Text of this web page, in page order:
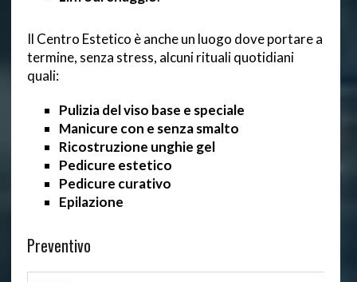
Il Centro Estetico è anche un luogo dove portare a
termine, senza stress, alcuni rituali quotidiani
quali:
Pulizia del viso base e speciale
Manicure con e senza smalto
Ricostruzione unghie gel
Pedicure estetico
Pedicure curativo
Epilazione
Preventivo